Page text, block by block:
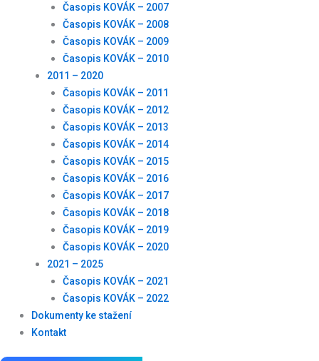
Časopis KOVÁK – 2007
Časopis KOVÁK – 2008
Časopis KOVÁK – 2009
Časopis KOVÁK – 2010
2011 – 2020
Časopis KOVÁK – 2011
Časopis KOVÁK – 2012
Časopis KOVÁK – 2013
Časopis KOVÁK – 2014
Časopis KOVÁK – 2015
Časopis KOVÁK – 2016
Časopis KOVÁK – 2017
Časopis KOVÁK – 2018
Časopis KOVÁK – 2019
Časopis KOVÁK – 2020
2021 – 2025
Časopis KOVÁK – 2021
Časopis KOVÁK – 2022
Dokumenty ke stažení
Kontakt